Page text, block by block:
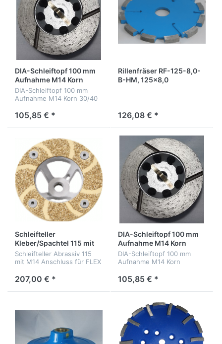
DIA-Schleiftopf 100 mm
Aufnahme M14 Korn
30/40
DIA-Schleiftopf 100 mm
Aufnahme M14 Korn 30/40
105,85 € *
Rillenfräser RF-125-8,0-
B-HM, 125x8,0
126,08 € *
Schleifteller
Kleber/Spachtel 115 mit
M14 Anschluss für FLEX
RE 14-5 Sanierungsfräse
Schleifteller Abrassiv 115
mit M14 Anschluss für FLEX
207,00 € *
DIA-Schleiftopf 100 mm
Aufnahme M14 Korn
100/120
DIA-Schleiftopf 100 mm
Aufnahme M14 Korn
105,85 € *